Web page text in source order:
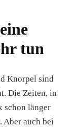
tun
Knorpel sind
Die Zeiten, in
schon länger
Aber auch bei